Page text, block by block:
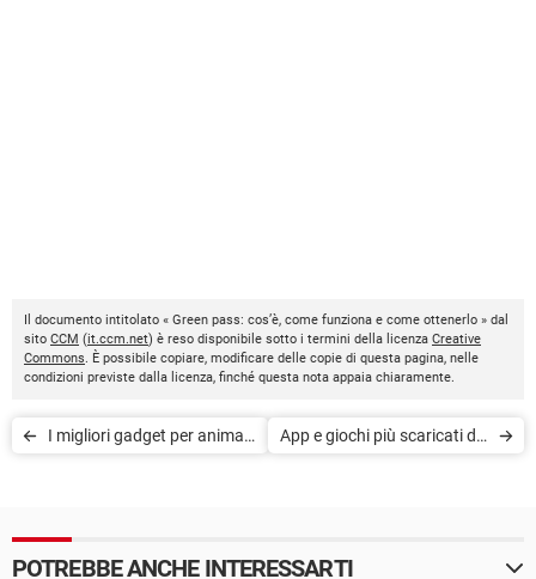
Il documento intitolato « Green pass: cos’è, come funziona e come ottenerlo » dal
sito CCM (it.ccm.net) è reso disponibile sotto i termini della licenza Creative
Commons. È possibile copiare, modificare delle copie di questa pagina, nelle
condizioni previste dalla licenza, finché questa nota appaia chiaramente.
I migliori gadget per animali
App e giochi più scaricati del
POTREBBE ANCHE INTERESSARTI